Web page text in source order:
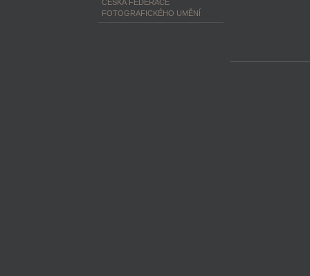
ČESKÁ FEDERACE
FOTOGRAFICKÉHO UMĚNÍ